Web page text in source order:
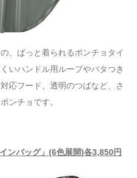
、ぱっと着られるポンチョタイ
いハンドル用ループやバタつき
応フード、透明のつばなど、さ
ンチョです。
ンバッグ」(6色展開)各3,850円